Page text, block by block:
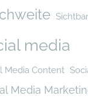
media
Media Content
Media